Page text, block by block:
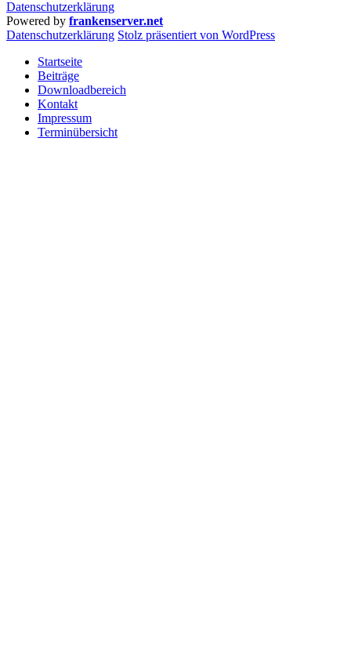
Datenschutzerklärung
Powered by frankenserver.net
Daten­schutz­er­klä­rung Stolz präsentiert von WordPress
Startseite
Beiträge
Downloadbereich
Kontakt
Impressum
Terminübersicht